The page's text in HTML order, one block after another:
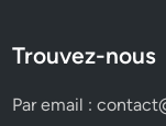
Trouvez-nous
Par email :